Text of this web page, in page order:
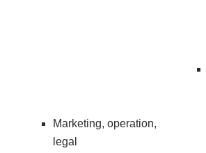
Marketing, operation,
legal